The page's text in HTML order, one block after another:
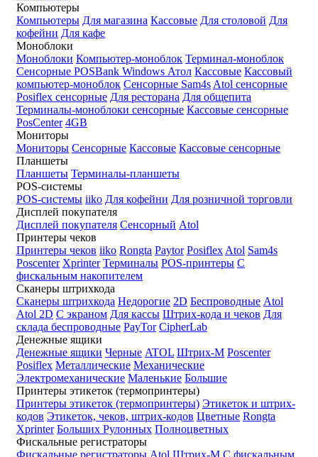
Компьютеры
Компьютеры Для магазина Кассовые Для столовой Для
кофейни Для кафе
Моноблоки
Моноблоки Компьютер-моноблок Терминал-моноблок
Сенсорные POSBank Windows Атол Кассовые Кассовый
компьютер-моноблок Сенсорные Sam4s Atol сенсорные
Posiflex сенсорные Для ресторана Для общепита
Терминалы-моноблоки сенсорные Кассовые сенсорные
PosCenter 4GB
Мониторы
Мониторы Сенсорные Кассовые Кассовые сенсорные
Планшеты
Планшеты Терминалы-планшеты
POS-системы
POS-системы iiko Для кофейни Для розничной торговли
Дисплей покупателя
Дисплей покупателя Сенсорный Atol
Принтеры чеков
Принтеры чеков iiko Rongta Paytor Posiflex Atol Sam4s
Poscenter Xprinter Терминалы POS-принтеры С
фискальным накопителем
Сканеры штрихкода
Сканеры штрихкода Недорогие 2D Беспроводные Atol
Atol 2D С экраном Для кассы Штрих-кода и чеков Для
склада беспроводные PayTor CipherLab
Денежные ящики
Денежные ящики Черные ATOL Штрих-М Poscenter
Posiflex Металлические Механические
Электромеханические Маленькие Большие
Принтеры этикеток (термопринтеры)
Принтеры этикеток (термопринтеры) Этикеток и штрих-
кодов Этикеток, чеков, штрих-кодов Цветные Rongta
Xprinter Больших Рулонных Полноцветных
Фискальные регистраторы
Фискальные регистраторы Atol Штрих-М С фискальным